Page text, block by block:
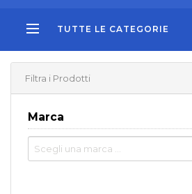
TUTTE LE CATEGORIE
Filtra i Prodotti
Marca